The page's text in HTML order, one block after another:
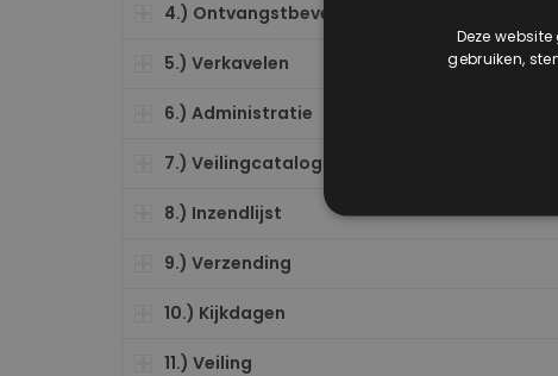
4.) Ontvangstbevestiging
5.) Verkavelen
6.) Administratie
7.) Veilingcatalogus en fotografie
8.) Inzendlijst
9.) Verzending
10.) Kijkdagen
11.) Veiling
Deze
gebruiken,